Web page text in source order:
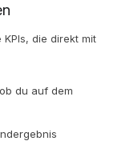
KPIs, die direkt mit
du auf dem